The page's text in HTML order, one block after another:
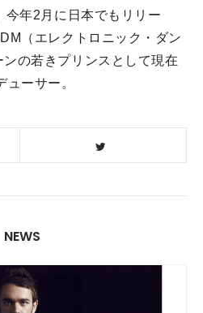
年2月に日本でもリリー
（エレクトロニック・ダン
の若きプリンスとして現在
ーサー。
NEWS